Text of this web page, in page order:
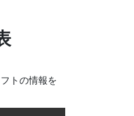
トの情報を